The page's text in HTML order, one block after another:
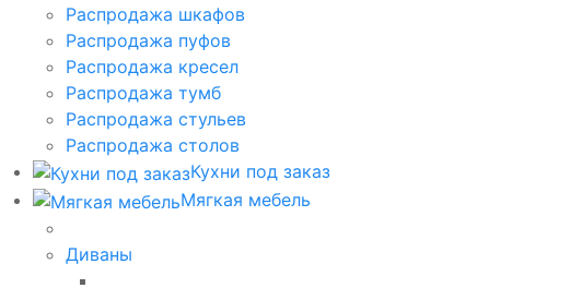
Распродажа шкафов
Распродажа пуфов
Распродажа кресел
Распродажа тумб
Распродажа стульев
Распродажа столов
Кухни под заказ
Мягкая мебель
Диваны